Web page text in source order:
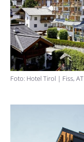
Foto: Hotel Tirol | Fiss, AT